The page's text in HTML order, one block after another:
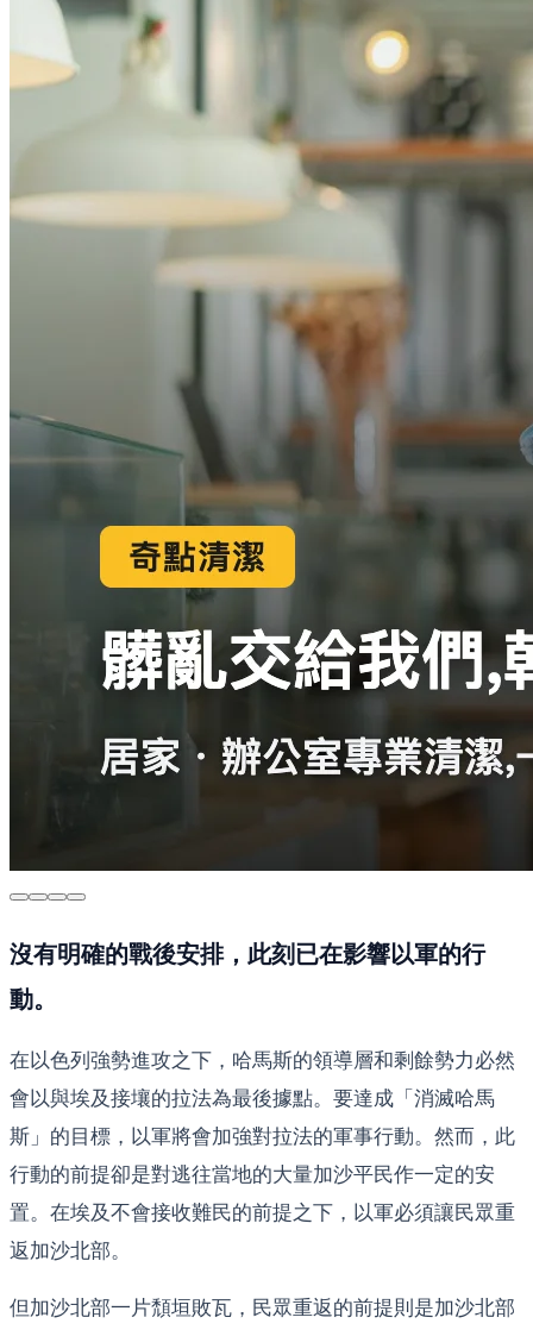
沒有明確的戰後安排，此刻已在影響以軍的行
動。
在以色列強勢進攻之下，哈馬斯的領導層和剩餘勢力必然
會以與埃及接壤的拉法為最後據點。要達成「消滅哈馬
斯」的目標，以軍將會加強對拉法的軍事行動。然而，此
行動的前提卻是對逃往當地的大量加沙平民作一定的安
置。在埃及不會接收難民的前提之下，以軍必須讓民眾重
返加沙北部。
但加沙北部一片頹垣敗瓦，民眾重返的前提則是加沙北部